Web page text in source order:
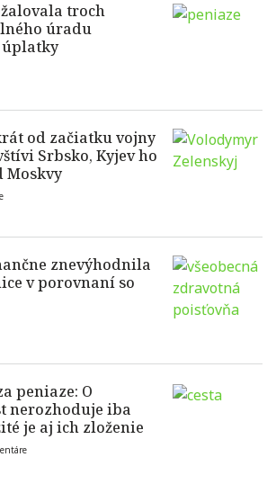
troch
úradu
úplatky
od začiatku vojny
Srbsko, Kyjev ho
Moskvy
znevýhodnila
v porovnaní so
peniaze: O
nerozhoduje iba
je aj ich zloženie